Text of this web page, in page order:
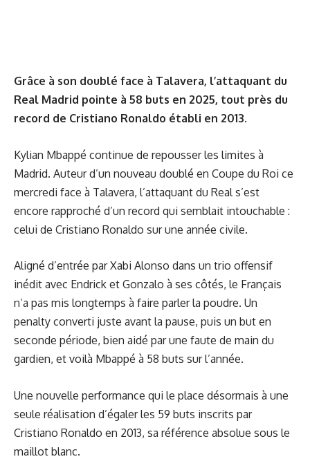
Grâce à son doublé face à Talavera, l’attaquant du
Real Madrid pointe à 58 buts en 2025, tout près du
record de Cristiano Ronaldo établi en 2013.
Kylian Mbappé continue de repousser les limites à
Madrid. Auteur d’un nouveau doublé en Coupe du Roi ce
mercredi face à Talavera, l’attaquant du Real s’est
encore rapproché d’un record qui semblait intouchable :
celui de Cristiano Ronaldo sur une année civile.
Aligné d’entrée par Xabi Alonso dans un trio offensif
inédit avec Endrick et Gonzalo à ses côtés, le Français
n’a pas mis longtemps à faire parler la poudre. Un
penalty converti juste avant la pause, puis un but en
seconde période, bien aidé par une faute de main du
gardien, et voilà Mbappé à 58 buts sur l’année.
Une nouvelle performance qui le place désormais à une
seule réalisation d’égaler les 59 buts inscrits par
Cristiano Ronaldo en 2013, sa référence absolue sous le
maillot blanc.